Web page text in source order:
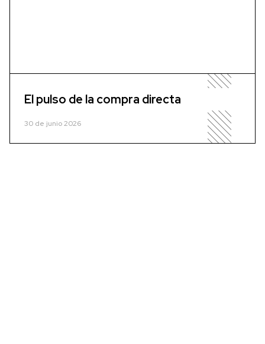
El pulso de la compra directa
30 de junio 2026